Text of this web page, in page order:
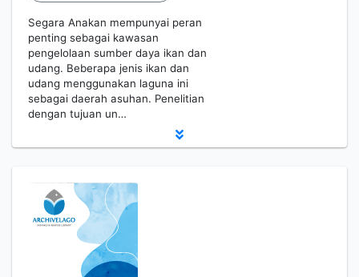
Segara Anakan mempunyai peran
penting sebagai kawasan
pengelolaan sumber daya ikan dan
udang. Beberapa jenis ikan dan
udang menggunakan laguna ini
sebagai daerah asuhan. Penelitian
dengan tujuan un…